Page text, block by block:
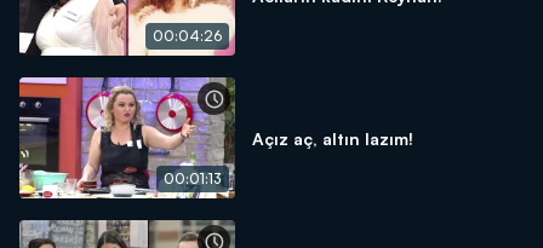
00:04:26
00:01:13
Açız aç, altın lazım!